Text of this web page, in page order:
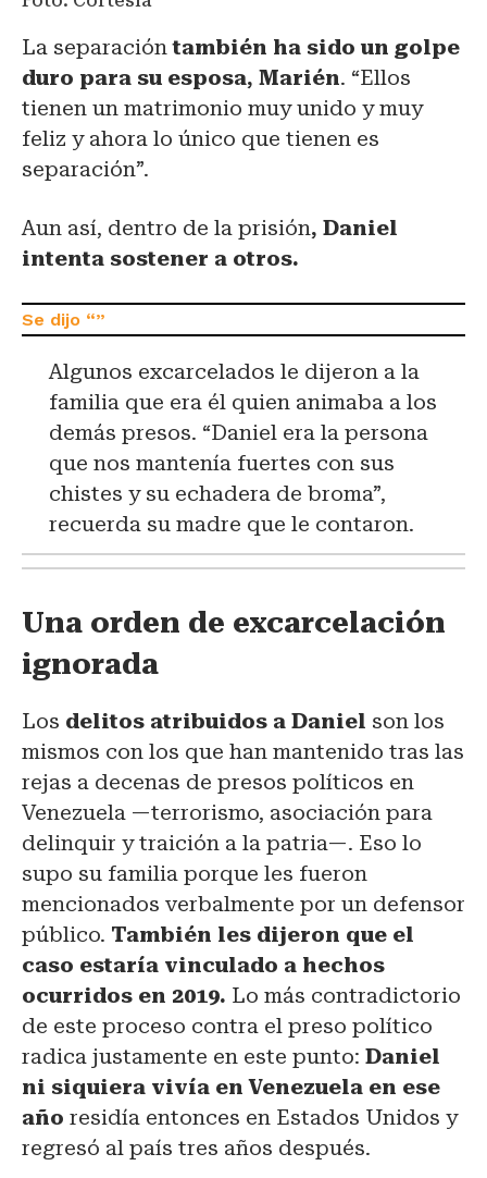
La separación también ha sido un golpe
duro para su esposa, Marién. “Ellos
tienen un matrimonio muy unido y muy
feliz y ahora lo único que tienen es
separación”.
Aun así, dentro de la prisión, Daniel
intenta sostener a otros.
Algunos excarcelados le dijeron a la
familia que era él quien animaba a los
demás presos. “Daniel era la persona
que nos mantenía fuertes con sus
chistes y su echadera de broma”,
recuerda su madre que le contaron.
Una orden de excarcelación
ignorada
Los delitos atribuidos a Daniel son los
mismos con los que han mantenido tras las
rejas a decenas de presos políticos en
Venezuela —terrorismo, asociación para
delinquir y traición a la patria—. Eso lo
supo su familia porque les fueron
mencionados verbalmente por un defensor
público. También les dijeron que el
caso estaría vinculado a hechos
ocurridos en 2019. Lo más contradictorio
de este proceso contra el preso político
radica justamente en este punto: Daniel
ni siquiera vivía en Venezuela en ese
año residía entonces en Estados Unidos y
regresó al país tres años después.